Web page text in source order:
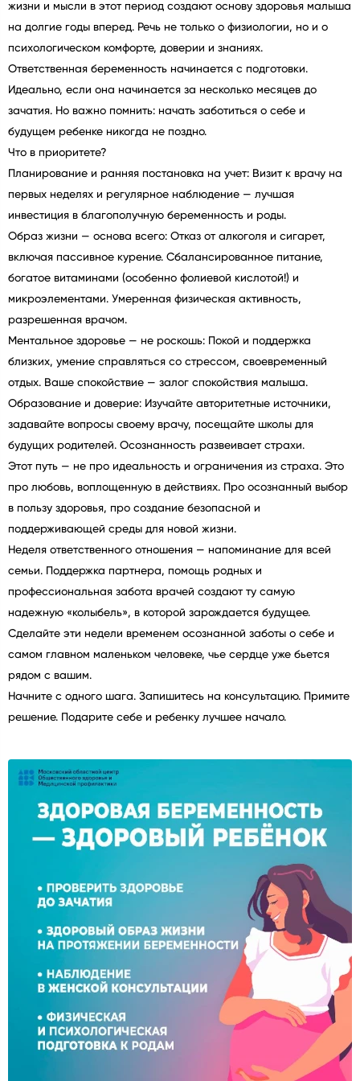
жизни и мысли в этот период создают основу здоровья малыша
на долгие годы вперед. Речь не только о физиологии, но и о
психологическом комфорте, доверии и знаниях.
Ответственная беременность начинается с подготовки.
Идеально, если она начинается за несколько месяцев до
зачатия. Но важно помнить: начать заботиться о себе и
будущем ребенке никогда не поздно.
Что в приоритете?
Планирование и ранняя постановка на учет: Визит к врачу на
первых неделях и регулярное наблюдение — лучшая
инвестиция в благополучную беременность и роды.
Образ жизни — основа всего: Отказ от алкоголя и сигарет,
включая пассивное курение. Сбалансированное питание,
богатое витаминами (особенно фолиевой кислотой!) и
микроэлементами. Умеренная физическая активность,
разрешенная врачом.
Ментальное здоровье — не роскошь: Покой и поддержка
близких, умение справляться со стрессом, своевременный
отдых. Ваше спокойствие — залог спокойствия малыша.
Образование и доверие: Изучайте авторитетные источники,
задавайте вопросы своему врачу, посещайте школы для
будущих родителей. Осознанность развеивает страхи.
Этот путь — не про идеальность и ограничения из страха. Это
про любовь, воплощенную в действиях. Про осознанный выбор
в пользу здоровья, про создание безопасной и
поддерживающей среды для новой жизни.
Неделя ответственного отношения — напоминание для всей
семьи. Поддержка партнера, помощь родных и
профессиональная забота врачей создают ту самую
надежную «колыбель», в которой зарождается будущее.
Сделайте эти недели временем осознанной заботы о себе и
самом главном маленьком человеке, чье сердце уже бьется
рядом с вашим.
Начните с одного шага. Запишитесь на консультацию. Примите
решение. Подарите себе и ребенку лучшее начало.